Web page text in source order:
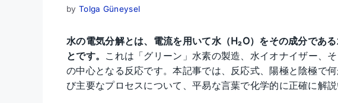
by Tolga Güneysel
水の電気分解とは、電流を用いて水（H₂O）をその成分であ
とです。 これは「グリーン」水素の製造、水イオナイザー、
の中心となる反応です。本記事では、反応式、陽極と陰極で
び主要なプロセスについて、平易な言葉で化学的に正確に解説